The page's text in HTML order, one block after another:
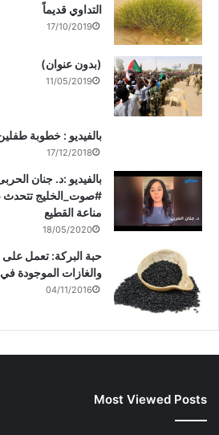
التداوي قديماً
17/10/2019
(بدون عنوان)
11/05/2019
بالفيديو : خطوبة
17/12/2018
بالفيديو :د. جنان
#صوت_الخليج تتحدث
مناعة القطيع
18/05/2020
حبة البركة: تعمل على
والغازات الموجودة
04/11/2016
Most Viewed Posts